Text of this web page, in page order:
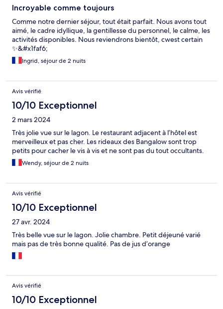
Incroyable comme toujours
Comme notre dernier séjour, tout était parfait. Nous avons tout
aimé, le cadre idyllique, la gentillesse du personnel, le calme, les
activités disponibles. Nous reviendrons bientôt, cwest certain
✨️&#x1faf6;
Ingrid, séjour de 2 nuits
Avis vérifié
10/10 Exceptionnel
2 mars 2024
Très jolie vue sur le lagon. Le restaurant adjacent à l’hôtel est
merveilleux et pas cher. Les rideaux des Bangalow sont trop
petits pour cacher le vis à vis et ne sont pas du tout occultants.
Wendy, séjour de 2 nuits
Avis vérifié
10/10 Exceptionnel
27 avr. 2024
Très belle vue sur le lagon. Jolie chambre. Petit déjeuné varié
mais pas de très bonne qualité. Pas de jus d’orange
Avis vérifié
10/10 Exceptionnel